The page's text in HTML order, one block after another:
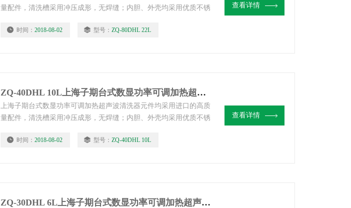
量配件，清洗槽采用冲压成形，无焊缝；内胆、外壳均采用优质不锈
时间： 2018-08-02 型号： ZQ-80DHL 22L
查看详情
ZQ-40DHL 10L上海子期台式数显功率可调加热超声波清洗器
上海子期台式数显功率可调加热超声波清洗器元件均采用进口的高质
量配件，清洗槽采用冲压成形，无焊缝；内胆、外壳均采用优质不锈
时间： 2018-08-02 型号： ZQ-40DHL 10L
查看详情
ZQ-30DHL 6L上海子期台式数显功率可调加热超声波清洗器